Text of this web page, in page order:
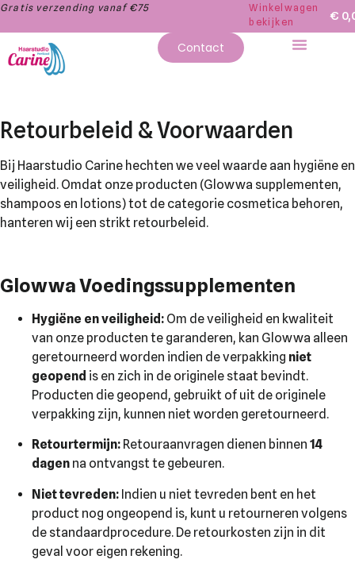
Gratis verzending vanaf €75
Winkelwagen
bekijken
€
Contact
Retourbeleid & Voorwaarden
Bij Haarstudio Carine hechten we veel waarde aan hygiëne en
veiligheid. Omdat onze producten (Glowwa supplementen,
shampoos en lotions) tot de categorie cosmetica behoren,
hanteren wij een strikt retourbeleid.
Glowwa Voedingssupplementen
Hygiëne en veiligheid: Om de veiligheid en kwaliteit
van onze producten te garanderen, kan Glowwa alleen
geretourneerd worden indien de verpakking niet
geopend is en zich in de originele staat bevindt.
Producten die geopend, gebruikt of uit de originele
verpakking zijn, kunnen niet worden geretourneerd.
Retourtermijn: Retouraanvragen dienen binnen 14
dagen na ontvangst te gebeuren.
Niet tevreden: Indien u niet tevreden bent en het
product nog ongeopend is, kunt u retourneren volgens
de standaardprocedure. De retourkosten zijn in dit
geval voor eigen rekening.